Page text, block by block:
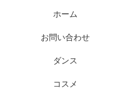
ホーム
お問い合わせ
ダンス
コスメ